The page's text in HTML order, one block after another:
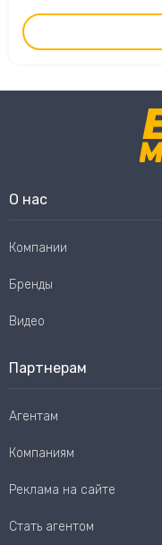
О нас
Компании
Бренды
Видео
Партнерам
Агентам
Компаниям
Реклама на сайте
Стать агентом